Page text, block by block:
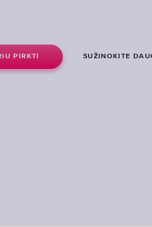
PIRKTI SUŽINOKITE